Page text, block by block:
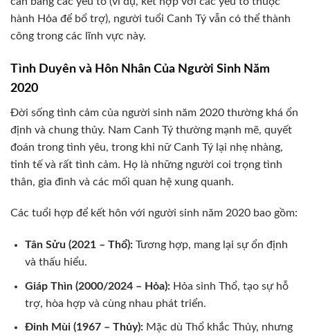
hành Hỏa để bổ trợ), người tuổi Canh Tý vẫn có thể thành
công trong các lĩnh vực này.
Tình Duyên và Hôn Nhân Của Người Sinh Năm
2020
Đời sống tình cảm của người sinh năm 2020 thường khá ổn
định và chung thủy. Nam Canh Tý thường mạnh mẽ, quyết
đoán trong tình yêu, trong khi nữ Canh Tý lại nhẹ nhàng,
tinh tế và rất tình cảm. Họ là những người coi trọng tình
thân, gia đình và các mối quan hệ xung quanh.
Các tuổi hợp để kết hôn với người sinh năm 2020 bao gồm:
Tân Sửu (2021 – Thổ):Tương hợp, mang lại sự ổn định
và thấu hiểu.
Giáp Thìn (2000/2024 – Hỏa):Hỏa sinh Thổ, tạo sự hỗ
trợ, hòa hợp và cùng nhau phát triển.
Đinh Mùi (1967 – Thủy):Mặc dù Thổ khắc Thủy, nhưng